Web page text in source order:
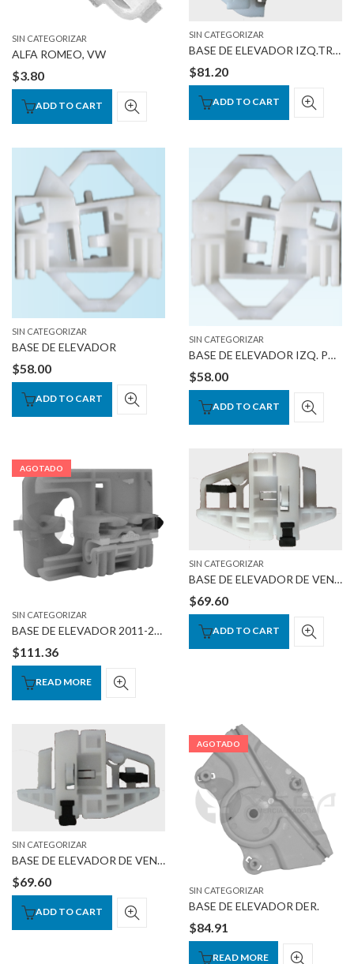
SIN CATEGORIZAR
ALFA ROMEO, VW
$3.80
ADD TO CART
SIN CATEGORIZAR
BASE DE ELEVADOR IZQ.TRASERO 98-07
$81.20
ADD TO CART
SIN CATEGORIZAR
BASE DE ELEVADOR
$58.00
ADD TO CART
SIN CATEGORIZAR
BASE DE ELEVADOR IZQ. POLO 94-02
$58.00
ADD TO CART
AGOTADO
SIN CATEGORIZAR
BASE DE ELEVADOR 2011-2013
$111.36
READ MORE
SIN CATEGORIZAR
BASE DE ELEVADOR DE VENTANA DER.
$69.60
ADD TO CART
SIN CATEGORIZAR
BASE DE ELEVADOR DE VENTANA IZQ.
$69.60
ADD TO CART
AGOTADO
SIN CATEGORIZAR
BASE DE ELEVADOR DER.
$84.91
READ MORE